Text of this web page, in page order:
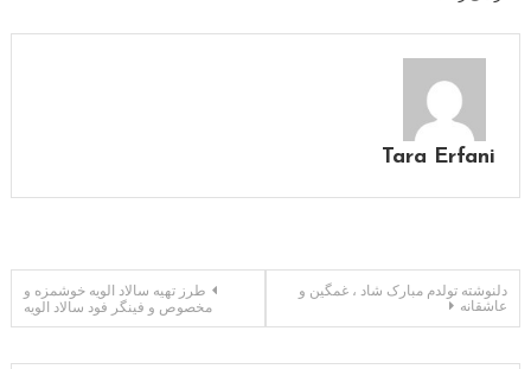
Tara Erfani
راهبری
طرز تهیه سالاد الویه خوشمزه و
مخصوص و فینگر فود سالاد الویه
دلنوشته تولدم مبارک شاد ، غمگین و
عاشقانه